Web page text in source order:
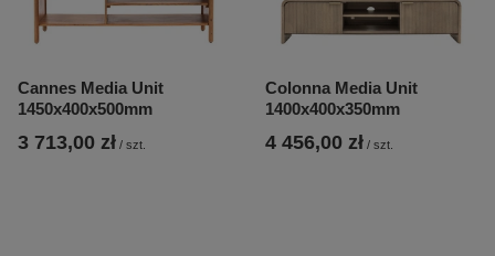
Cannes Media Unit
1450x400x500mm
3 713,00 zł / szt.
Colonna Media Unit
1400x400x350mm
4 456,00 zł / szt.